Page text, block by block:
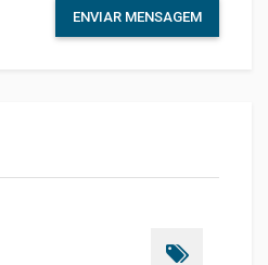
ENVIAR MENSAGEM